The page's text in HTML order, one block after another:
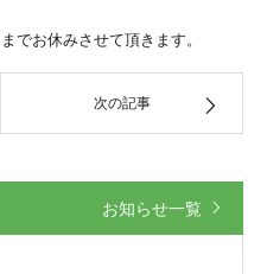
お休みさせて頂きます。
次の記事
お知らせ一覧